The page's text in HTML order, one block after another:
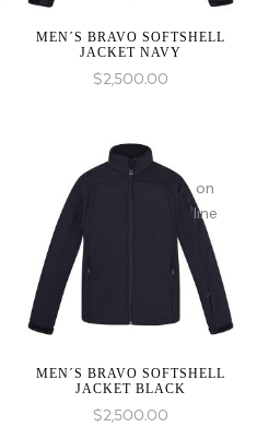
MEN´S BRAVO SOFTSHELL
JACKET NAVY
$2,500.00
null
given
on
line
MEN´S BRAVO SOFTSHELL
JACKET BLACK
$2,500.00